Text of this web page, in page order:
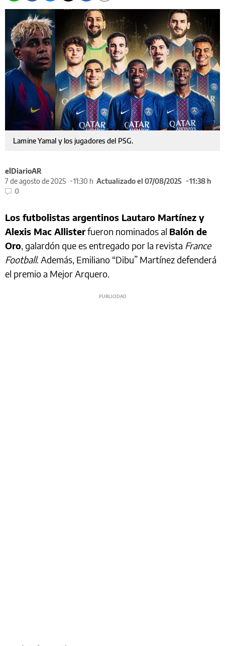
Lamine Yamal y los jugadores del PSG.
elDiarioAR
7 de agosto de 2025
11:30 h Actualizado el 07/08/2025
11:38 h
0
Los futbolistas argentinos Lautaro Martínez y
Alexis Mac Allisterfueron nominados al Balón de
Oro, galardón que es entregado por la revista France
Football. Además, Emiliano “Dibu” Martínez defenderá
el premio a Mejor Arquero.